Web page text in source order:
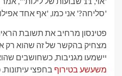
'סליחה?' אני כמו, 'אף אחד
פטינסון מרחיב את תשובת
מצחיק בהקשר של זה שהוא רק
יישמעו מגניבות, כשחושבים
משעשע בטירוף בחפצי